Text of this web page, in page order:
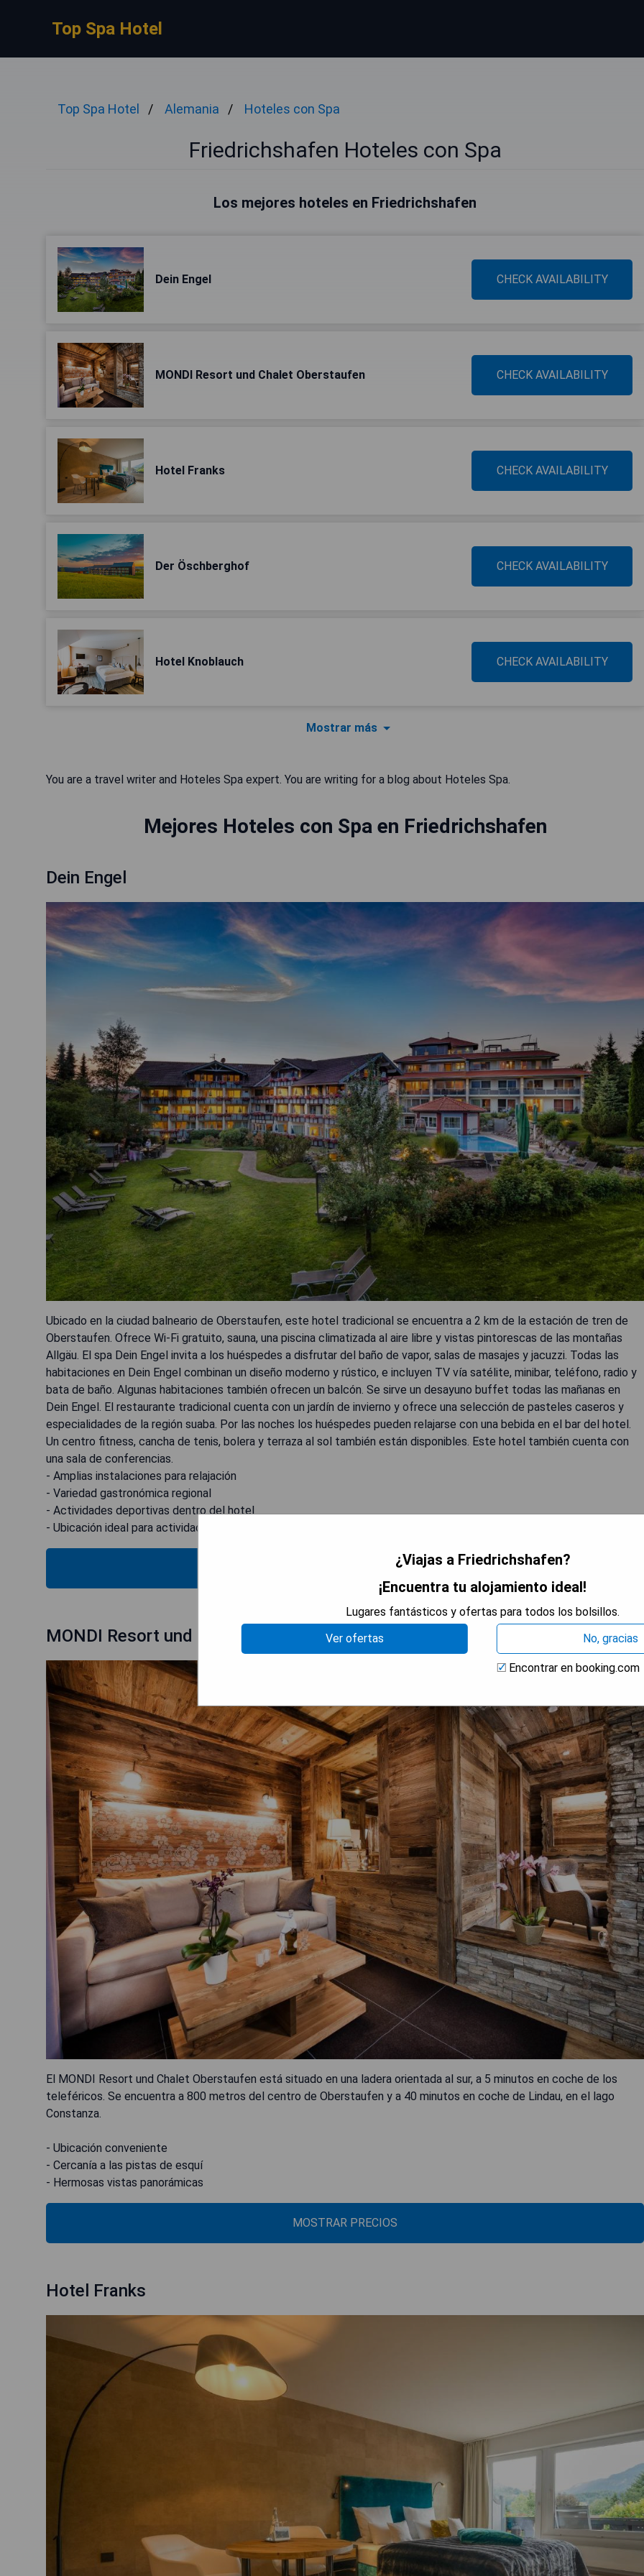
Top Spa Hotel
Top Spa Hotel Alemania Hoteles con Spa
Friedrichshafen Hoteles con Spa
Los mejores hoteles en Friedrichshafen
Dein Engel CHECK AVAILABILITY
MONDI Resort und Chalet Oberstaufen CHECK AVAILABILITY
Hotel Franks CHECK AVAILABILITY
Der Öschberghof CHECK AVAILABILITY
Hotel Knoblauch CHECK AVAILABILITY
Mostrar más
You are a travel writer and Hoteles Spa expert. You are writing for a blog about Hoteles Spa.
Mejores Hoteles con Spa en Friedrichshafen
Dein Engel
Ubicado en la ciudad balneario de Oberstaufen, este hotel tradicional se encuentra a 2 km de la estación de tren de
Oberstaufen. Ofrece Wi-Fi gratuito, sauna, una piscina climatizada al aire libre y vistas pintorescas de las montañas
Allgäu. El spa Dein Engel invita a los huéspedes a disfrutar del baño de vapor, salas de masajes y jacuzzi. Todas las
habitaciones en Dein Engel combinan un diseño moderno y rústico, e incluyen TV vía satélite, minibar, teléfono, radio y
bata de baño. Algunas habitaciones también ofrecen un balcón. Se sirve un desayuno buffet todas las mañanas en
Dein Engel. El restaurante tradicional cuenta con un jardín de invierno y ofrece una selección de pasteles caseros y
especialidades de la región suaba. Por las noches los huéspedes pueden relajarse con una bebida en el bar del hotel.
Un centro fitness, cancha de tenis, bolera y terraza al sol también están disponibles. Este hotel también cuenta con
una sala de conferencias.
- Amplias instalaciones para relajación
- Variedad gastronómica regional
- Actividades deportivas dentro del hotel
- Ubicación ideal para actividades al aire libre
MOSTRAR PRECIOS
MONDI Resort und Chalet Oberstaufen
El MONDI Resort und Chalet Oberstaufen está situado en una ladera orientada al sur, a 5 minutos en coche de los
teleféricos. Se encuentra a 800 metros del centro de Oberstaufen y a 40 minutos en coche de Lindau, en el lago
Constanza.
- Ubicación conveniente
- Cercanía a las pistas de esquí
MOSTRAR PRECIOS
Hotel Franks
¿Viajas a Friedrichshafen?
¡Encuentra tu alojamiento ideal!
Lugares fantásticos y ofertas para todos los bolsillos.
Ver ofertas
No, gracias
Encontrar en booking.com